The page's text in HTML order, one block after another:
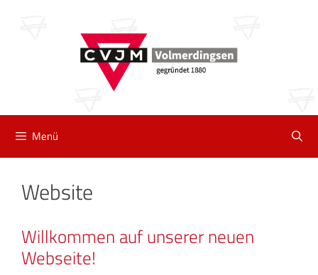
Menü
Website
Willkommen auf unserer neuen
Webseite!